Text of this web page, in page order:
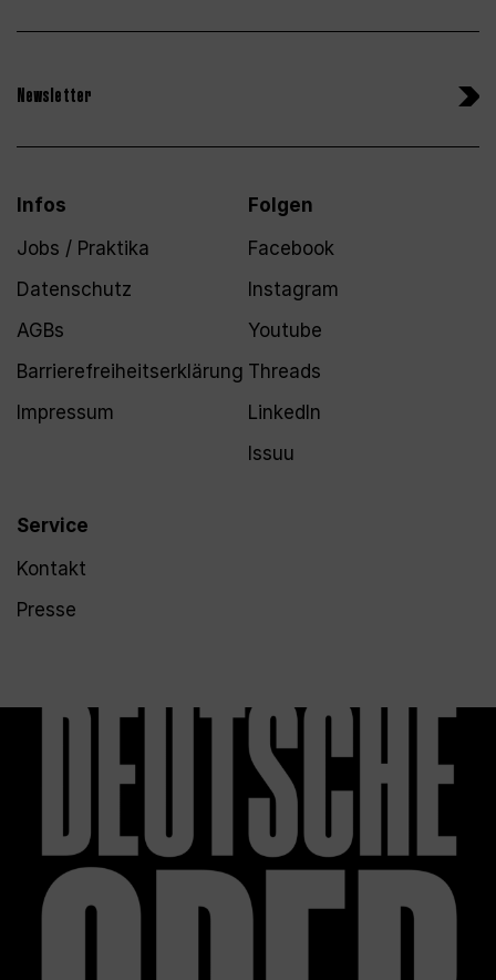
Newsletter
Infos
Jobs / Praktika
Datenschutz
AGBs
Barrierefreiheitserklärung
Impressum
Service
Kontakt
Presse
Folgen
Facebook
Instagram
Youtube
Threads
LinkedIn
Issuu